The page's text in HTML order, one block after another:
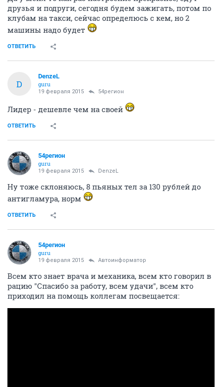
друзья и подруги, сегодня будем зажигать, потом по
клубам на такси, сейчас определюсь с кем, но 2
машины надо будет
ОТВЕТИТЬ
D
DenzeL
guru
19 февраля 2015 54регион
Лидер - дешевле чем на своей
ОТВЕТИТЬ
54регион
guru
19 февраля 2015 DenzeL
Ну тоже склоняюсь, 8 пьяных тел за 130 рублей до
антигламура, норм
ОТВЕТИТЬ
54регион
guru
19 февраля 2015 Автоинформатор
Всем кто знает врача и механика, всем кто говорил в
рацию "Спасибо за работу, всем удачи", всем кто
приходил на помощь коллегам посвещается: